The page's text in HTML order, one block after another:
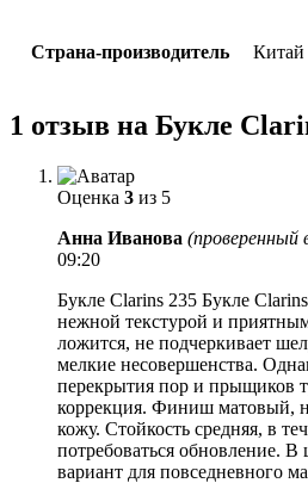
Страна-производитель Китай
1 отзыв на Букле
Оценка 3 из 5
Анна Иванова (проверенный
09:20
Букле Clarins 235 Букле
нежной текстурой и
ложится, не подчеркивает
мелкие несовершенства.
перекрытия пор и прыщиков
коррекция. Финиш матовый,
кожу. Стойкость средняя, в
потребоваться обновление.
вариант для повседневного